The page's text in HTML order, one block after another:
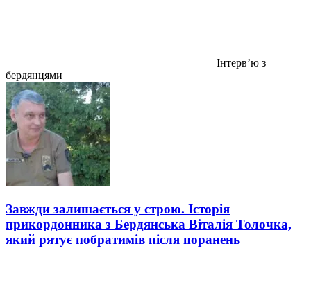
Інтервʼю з
бердянцями
Завжди залишається у строю. Історія
прикордонника з Бердянська Віталія Толочка,
який рятує побратимів після поранень